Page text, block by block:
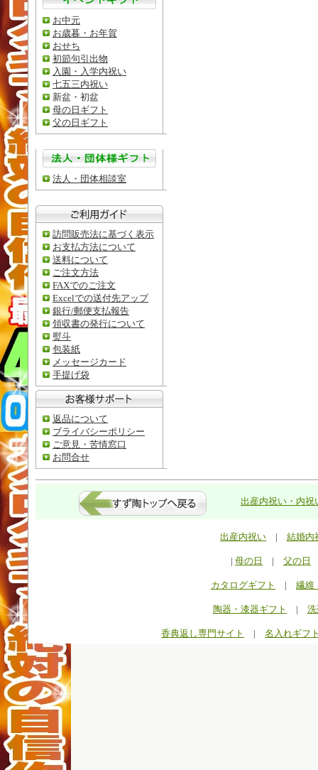
お中元
お歳暮・お年賀
おせち
初節句引出物
入園・入学内祝い
七五三内祝い
新盆・初盆
母の日ギフト
父の日ギフト
法人・団体相談室
訪問販売法に基づく表示
お支払方法について
送料について
ご注文方法
FAXでのご注文
Excelでの送付先アップ
銀行/郵便支払報告
領収書の発行について
熨斗
包装紙
メッセージカード
手提げ袋
返品について
ブライバシーポリシー
ご意見・苦情窓口
お問合せ
出産内祝い・内祝
出産内祝い | 結婚内
| 母の日 | 父の日
カタログギフト | 繊維
陶器・漆器ギフト |
香典返し専門サイト | 名入れギフ